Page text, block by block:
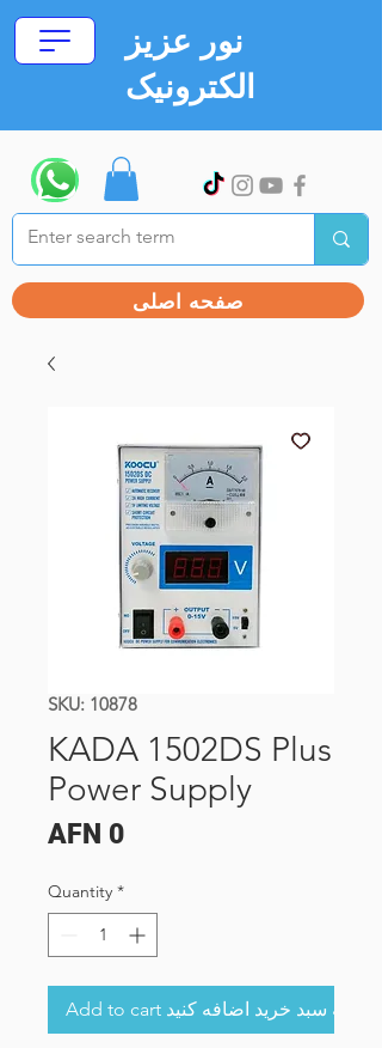
نور عزیز
الکترونیک
صفحه اصلی
SKU: 10878
KADA 1502DS Plus
Power Supply
AFN 0Price
Quantity *
Add to cart به سبد خرید اضافه کنید